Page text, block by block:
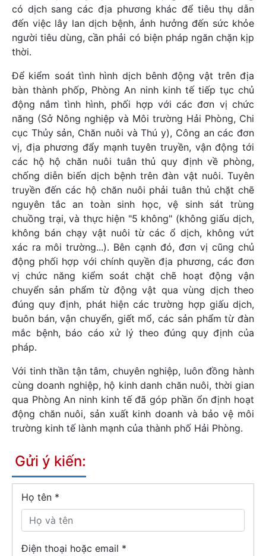
có dịch sang các địa phương khác để tiêu thụ dẫn
đến việc lây lan dịch bệnh, ảnh hưởng đến sức khỏe
người tiêu dùng, cần phải có biện pháp ngăn chặn kịp
thời.
Để kiểm soát tình hình dịch bênh động vật trên địa
bàn thành phốp, Phòng An ninh kinh tế tiếp tục chủ
động nắm tình hình, phối hợp với các đơn vị chức
năng (Sở Nông nghiệp và Môi trường Hải Phòng, Chi
cục Thủy sản, Chăn nuôi và Thú y), Công an các đơn
vị, địa phương đẩy mạnh tuyên truyền, vận động tới
các hộ hộ chăn nuôi tuân thủ quy định về phòng,
chống diễn biến dịch bệnh trên đàn vật nuôi. Tuyên
truyền đến các hộ chăn nuôi phải tuân thủ chặt chẽ
nguyên tắc an toàn sinh học, vệ sinh sát trùng
chuồng trại, và thực hiện "5 không" (không giấu dịch,
không bán chạy vật nuôi từ các ổ dịch, không vứt
xác ra môi trường...). Bên cạnh đó, đơn vị cũng chủ
động phối hợp với chính quyền địa phương, các đơn
vị chức năng kiểm soát chặt chẽ hoạt động vận
chuyển sản phẩm từ động vật qua vùng dịch theo
đúng quy định, phát hiện các trường hợp giấu dịch,
buôn bán, vận chuyển, giết mổ, các sản phẩm từ đàn
mắc bệnh, báo cáo xử lý theo đúng quy định của
pháp.
Với tinh thần tận tâm, chuyên nghiệp, luôn đồng hành
cùng doanh nghiệp, hộ kinh danh chăn nuôi, thời gian
qua Phòng An ninh kinh tế đã góp phần ổn định hoạt
động chăn nuôi, sản xuất kinh doanh và bảo vệ môi
trường kinh tế lành mạnh của thành phố Hải Phòng.
Gửi ý kiến:
Họ tên *
Điện thoại hoặc email *